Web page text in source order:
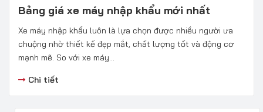
Bảng giá xe máy nhập khẩu mới nhất
Xe máy nhập khẩu luôn là lựa chọn được nhiều người ưa
chuộng nhờ thiết kế đẹp mắt, chất lượng tốt và động cơ
mạnh mẽ. So với xe máy...
Chi tiết